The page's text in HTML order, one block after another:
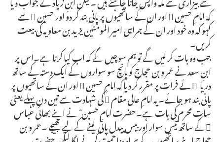
کہ امامِ حسین  اور ان کے ساتھیوں پر پانی بند کر دو اور حسین  سے
کہو کہ وہ خود اور ان کے ہمراہی امیر المومنین یزید بن معاویہ کی بیعت
کریں۔
جب وہ بات کر لیں گے تو ہم سوچیں گے کہ اب کیا کرنا ہے۔اس پر
ابنِ سعد نے عمر و بن حجاج کو پانچ سو سواروں کے ایک دستہ کے ساتھ
دریا ِ ئے فرات پر مقرر کر دیا کہ امامِ حسین  اور ان کے ساتھیوں پر
پانی بند ہو جائے۔ یہ امامِ عالی مقام  کی شہادت سے تین دن پہلے یعنی
سات محرم کی بات ہے۔حضرت امامِ حسین ؓ نے اپنے بھائی عباس
کے ساتھ تیس سوار اور بیس پیدل پانی لینے کے لیے بھیجے ۔عمر و بن